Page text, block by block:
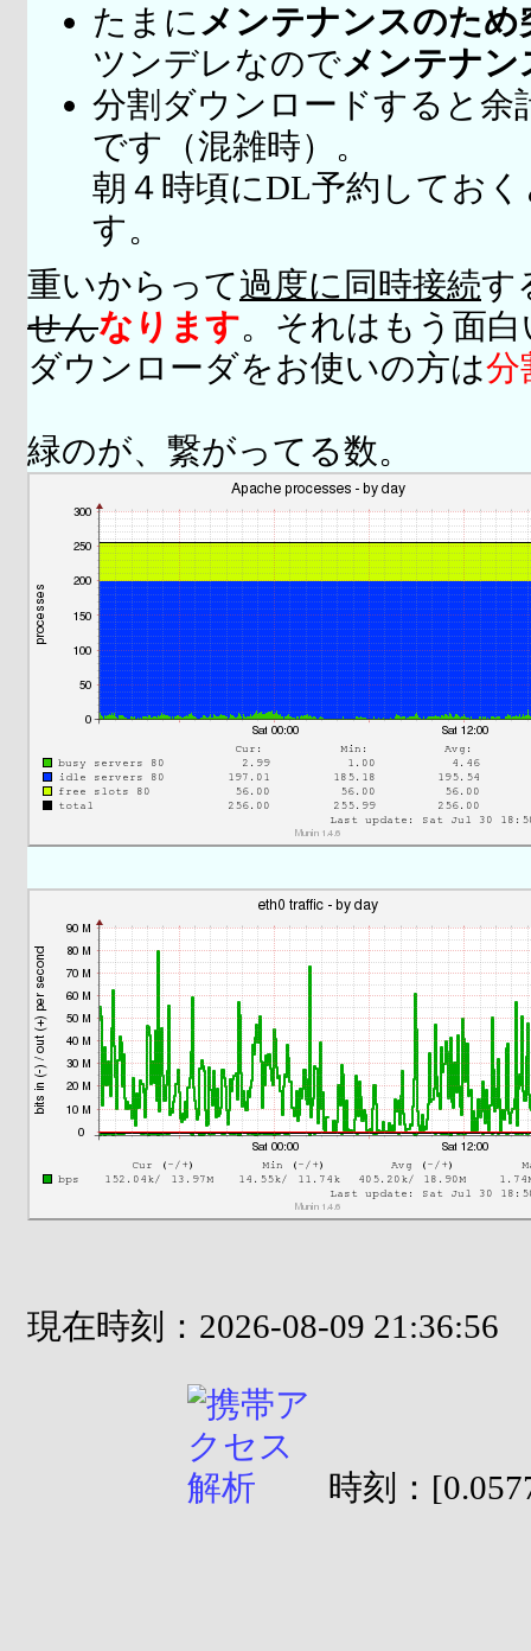
たまに メンテナンスのため
ツンデレなのでメンテナ
分割ダウンロードすると余
です（混雑時）。
朝４時頃にDL予約してお
す。
重いからって過度に同時接続す
せんなります。それはもう面
ダウンローダをお使いの方は分
緑のが、繋がってる数。
現在時刻：2026-08-09 21:36:56
時刻：